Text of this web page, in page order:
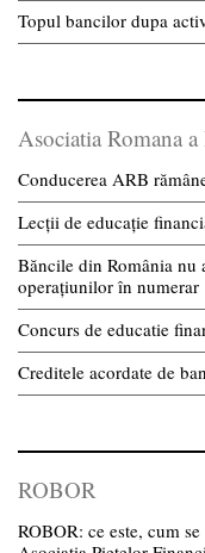
Topul bancilor dupa
Asociatia Romana
Conducerea ARB
Lecții de educație
Băncile din România nu
operațiunilor în numerar
Concurs de educatie
Creditele acordate de
ROBOR
ROBOR: ce este, cum